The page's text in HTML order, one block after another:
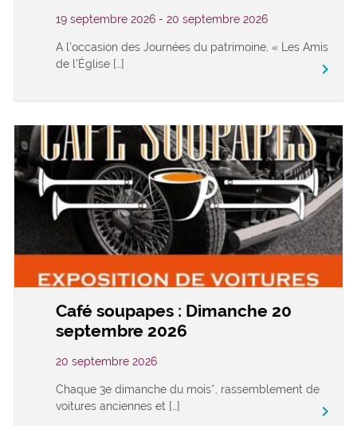
19 septembre 2026 - 20 septembre 2026
A l’occasion des Journées du patrimoine, « Les Amis
de l’Église […]
keyboard_arrow_right
Café soupapes : Dimanche 20
septembre 2026
20 septembre 2026
Chaque 3e dimanche du mois*, rassemblement de
voitures anciennes et […]
keyboard_arrow_right